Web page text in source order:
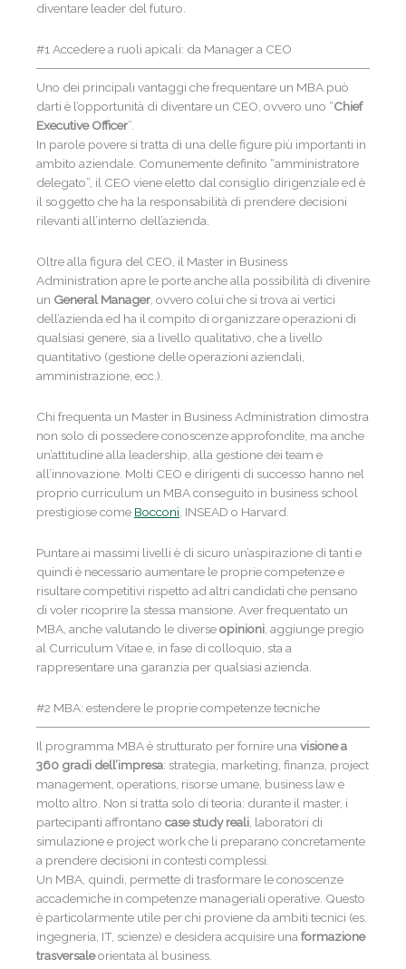
diventare leader del futuro.
#1 Accedere a ruoli apicali: da Manager a CEO
Uno dei principali vantaggi che frequentare un MBA può
darti è l’opportunità di diventare un CEO, ovvero uno “Chief
Executive Officer”.
In parole povere si tratta di una delle figure più importanti in
ambito aziendale. Comunemente definito “amministratore
delegato”, il CEO viene eletto dal consiglio dirigenziale ed è
il soggetto che ha la responsabilità di prendere decisioni
rilevanti all’interno dell’azienda.
Oltre alla figura del CEO, il Master in Business
Administration apre le porte anche alla possibilità di divenire
un General Manager, ovvero colui che si trova ai vertici
dell’azienda ed ha il compito di organizzare operazioni di
qualsiasi genere, sia a livello qualitativo, che a livello
quantitativo (gestione delle operazioni aziendali,
amministrazione, ecc.).
Chi frequenta un Master in Business Administration dimostra
non solo di possedere conoscenze approfondite, ma anche
un’attitudine alla leadership, alla gestione dei team e
all’innovazione. Molti CEO e dirigenti di successo hanno nel
proprio curriculum un MBA conseguito in business school
prestigiose come Bocconi, INSEAD o Harvard.
Puntare ai massimi livelli è di sicuro un’aspirazione di tanti e
quindi è necessario aumentare le proprie competenze e
risultare competitivi rispetto ad altri candidati che pensano
di voler ricoprire la stessa mansione. Aver frequentato un
MBA, anche valutando le diverseopinioni, aggiunge pregio
al Curriculum Vitae e, in fase di colloquio, sta a
rappresentare una garanzia per qualsiasi azienda.
#2 MBA: estendere le proprie competenze tecniche
Il programma MBA è strutturato per fornire una visione a
360 gradi dell’impresa: strategia, marketing, finanza, project
management, operations, risorse umane, business law e
molto altro. Non si tratta solo di teoria: durante il master, i
partecipanti affrontano case study reali , laboratori di
simulazione e project work che li preparano concretamente
a prendere decisioni in contesti complessi.
Un MBA, quindi, permette di trasformare le conoscenze
accademiche in competenze manageriali operative. Questo
è particolarmente utile per chi proviene da ambiti tecnici (es.
ingegneria, IT, scienze) e desidera acquisire una formazione
trasversaleorientata al business.